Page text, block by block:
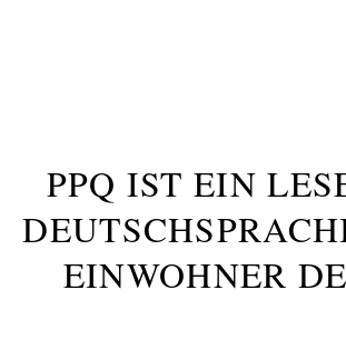
PPQ IST EIN
INWOHNER